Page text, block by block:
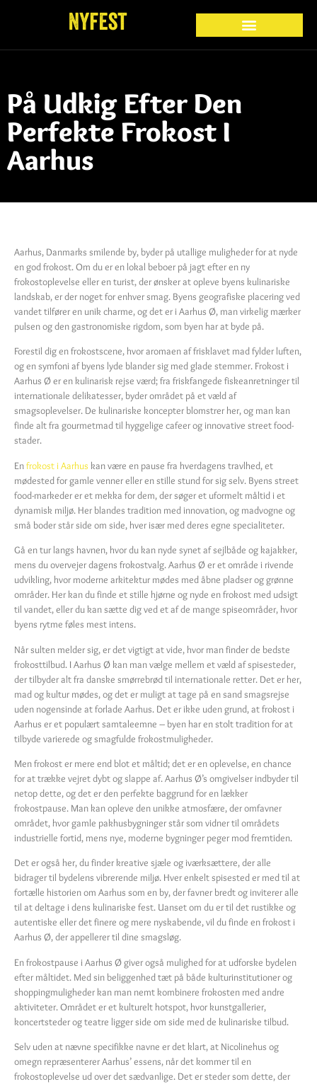
På Udkig Efter Den
Perfekte Frokost I
Aarhus
Aarhus, Danmarks smilende by, byder på utallige muligheder for at nyde
en god frokost. Om du er en lokal beboer på jagt efter en ny
frokostoplevelse eller en turist, der ønsker at opleve byens kulinariske
landskab, er der noget for enhver smag. Byens geografiske placering ved
vandet tilfører en unik charme, og det er i Aarhus Ø, man virkelig mærker
pulsen og den gastronomiske rigdom, som byen har at byde på.
Forestil dig en frokostscene, hvor aromaen af frisklavet mad fylder luften,
og en symfoni af byens lyde blander sig med glade stemmer. Frokost i
Aarhus Ø er en kulinarisk rejse værd; fra friskfangede fiskeanretninger til
internationale delikatesser, byder området på et væld af
smagsoplevelser. De kulinariske koncepter blomstrer her, og man kan
finde alt fra gourmetmad til hyggelige cafeer og innovative street food-
stader.
Enfrokost i Aarhus kan være en pause fra hverdagens travlhed, et
mødested for gamle venner eller en stille stund for sig selv. Byens street
food-markeder er et mekka for dem, der søger et uformelt måltid i et
dynamisk miljø. Her blandes tradition med innovation, og madvogne og
små boder står side om side, hver især med deres egne specialiteter.
Gå en tur langs havnen, hvor du kan nyde synet af sejlbåde og kajakker,
mens du overvejer dagens frokostvalg. Aarhus Ø er et område i rivende
udvikling, hvor moderne arkitektur mødes med åbne pladser og grønne
områder. Her kan du finde et stille hjørne og nyde en frokost med udsigt
til vandet, eller du kan sætte dig ved et af de mange spiseområder, hvor
byens rytme føles mest intens.
Når sulten melder sig, er det vigtigt at vide, hvor man finder de bedste
frokosttilbud. I Aarhus Ø kan man vælge mellem et væld af spisesteder,
der tilbyder alt fra danske smørrebrød til internationale retter. Det er her,
mad og kultur mødes, og det er muligt at tage på en sand smagsrejse
uden nogensinde at forlade Aarhus. Det er ikke uden grund, at frokost i
Aarhus er et populært samtaleemne – byen har en stolt tradition for at
tilbyde varierede og smagfulde frokostmuligheder.
Men frokost er mere end blot et måltid; det er en oplevelse, en chance
for at trække vejret dybt og slappe af. Aarhus Ø’s omgivelser indbyder til
netop dette, og det er den perfekte baggrund for en lækker
frokostpause. Man kan opleve den unikke atmosfære, der omfavner
området, hvor gamle pakhusbygninger står som vidner til områdets
industrielle fortid, mens nye, moderne bygninger peger mod fremtiden.
Det er også her, du finder kreative sjæle og iværksættere, der alle
bidrager til bydelens vibrerende miljø. Hver enkelt spisested er med til at
fortælle historien om Aarhus som en by, der favner bredt og inviterer alle
til at deltage i dens kulinariske fest. Uanset om du er til det rustikke og
autentiske eller det finere og mere nyskabende, vil du finde en frokost i
Aarhus Ø, der appellerer til dine smagsløg.
En frokostpause i Aarhus Ø giver også mulighed for at udforske bydelen
efter måltidet. Med sin beliggenhed tæt på både kulturinstitutioner og
shoppingmuligheder kan man nemt kombinere frokosten med andre
aktiviteter. Området er et kulturelt hotspot, hvor kunstgallerier,
koncertsteder og teatre ligger side om side med de kulinariske tilbud.
Selv uden at nævne specifikke navne er det klart, at Nicolinehus og
omegn repræsenterer Aarhus’ essens, når det kommer til en
frokostoplevelse ud over det sædvanlige. Det er steder som dette, der